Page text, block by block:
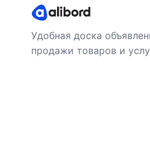
Удобная доска
продажи товаров и